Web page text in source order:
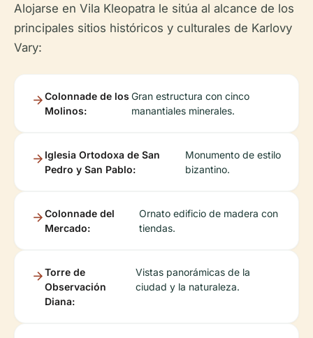
Alojarse en Vila Kleopatra le sitúa al alcance de los
principales sitios históricos y culturales de Karlovy
Vary:
Colonnade de los
Molinos:
Gran estructura con cinco
manantiales minerales.
Iglesia Ortodoxa de San
Pedro y San Pablo:
Monumento de estilo
bizantino.
Colonnade del
Mercado:
Ornato edificio de madera con
tiendas.
Torre de
Observación
Diana:
Vistas panorámicas de la
ciudad y la naturaleza.